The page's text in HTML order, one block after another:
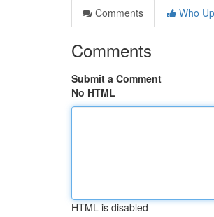
Comments
Who
Comments
Submit a Comment
No HTML
HTML is disabled